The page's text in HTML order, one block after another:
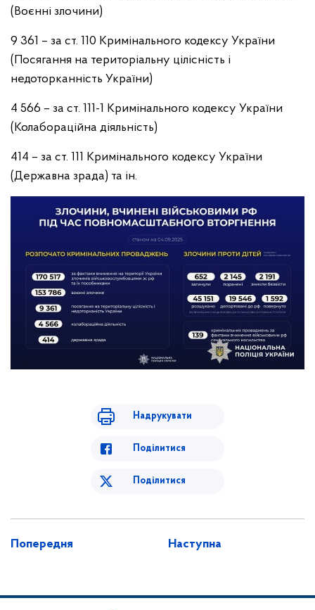
(Воєнні злочини)
9 361 – за ст. 110 Кримінального кодексу України
(Посягання на територіальну цілісність і
недоторканність України)
4 566 – за ст. 111-1 Кримінального кодексу України
(Колабораційна діяльність)
414 – за ст. 111 Кримінального кодексу України
(Державна зрада) та ін.
Надрукувати
Поділитися
Поділитися
Попередня Наступна